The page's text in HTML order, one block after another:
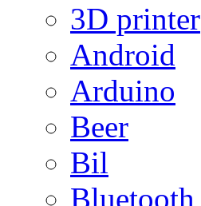
3D printer
Android
Arduino
Beer
Bil
Bluetooth